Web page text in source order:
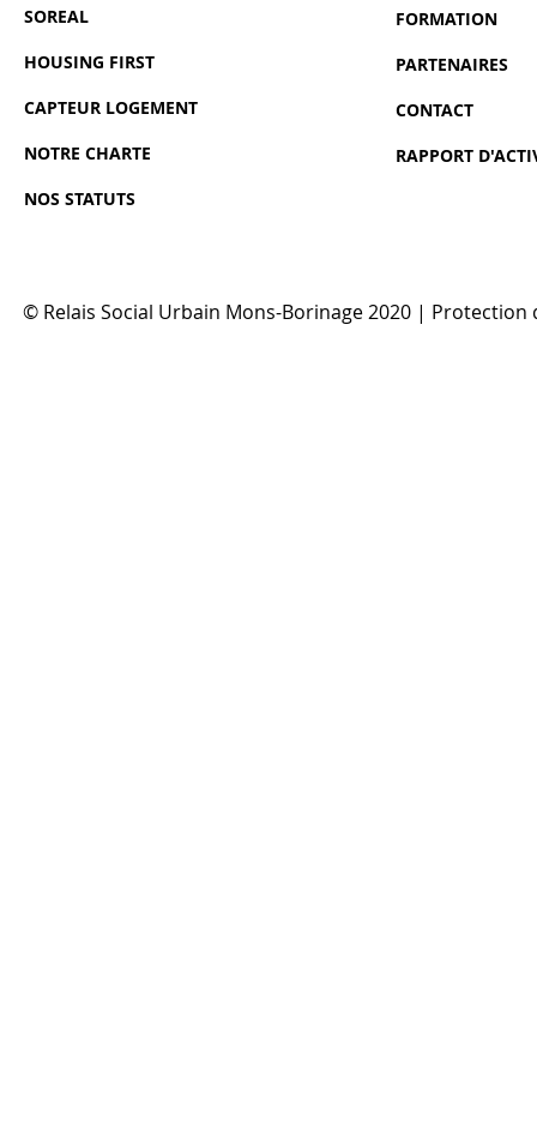
SOREAL
HOUSING FIRST
CAPTEUR LOGEMENT
NOTRE CHARTE
NOS STATUTS
FORMATION
PARTENAIRES
CONTACT
RAPPORT
© Relais Social Urbain Mons-Borinage 2020 | Protection